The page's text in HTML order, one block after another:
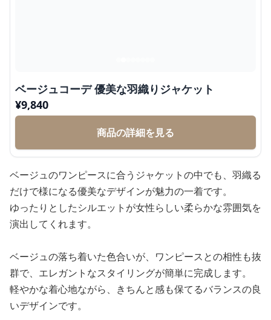
ベージュコーデ 優美な羽織りジャケット
¥9,840
商品の詳細を見る
ベージュのワンピースに合うジャケットの中でも、羽織る
だけで様になる優美なデザインが魅力の一着です。
ゆったりとしたシルエットが女性らしい柔らかな雰囲気を
演出してくれます。
ベージュの落ち着いた色合いが、ワンピースとの相性も抜
群で、エレガントなスタイリングが簡単に完成します。
軽やかな着心地ながら、きちんと感も保てるバランスの良
いデザインです。